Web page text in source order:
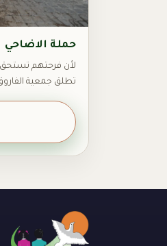
حملة الاضاحي
لأن فرحتهم تستحق
تطلق جمعية الفاروق